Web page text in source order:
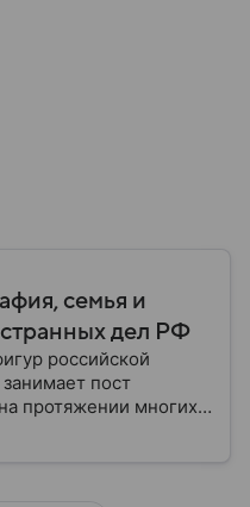
семья и
дел РФ
российской
пост
протяжении многих
сложные